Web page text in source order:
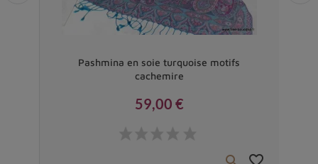
Pashmina en soie turquoise motifs
cachemire
59,00 €
favorite_border